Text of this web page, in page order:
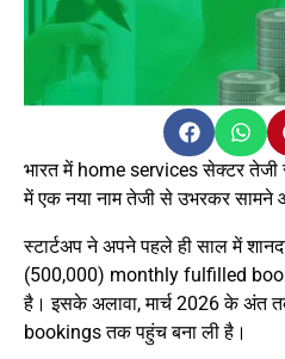
भारत में home services सेक्टर
में एक नया नाम तेजी से उभरकर सामने
स्टार्टअप ने अपने पहले ही साल में
(500,000) monthly fulfilled
है। इसके अलावा, मार्च 2026 के अंत
bookings तक पहुंच बना ली है।